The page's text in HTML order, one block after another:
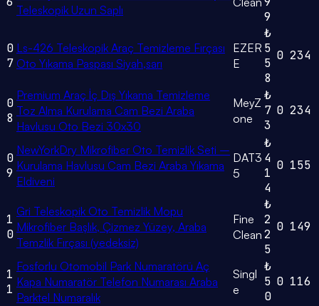
Teleskopik Uzun Saplı
9
0
7
Ls-426 Teleskopik Araç Temizleme Fırçası
Oto Yıkama Paspası Siyah,sarı
EZER
E
₺
5
5
8
0 234
0
8
Premium Araç İç Dış Yıkama Temizleme
Toz Alma Kurulama Cam Bezi Araba
Havlusu Oto Bezi 30x30
MeyZ
one
₺
7
3
0 234
0
9
NewYorkDry Mikrofiber Oto Temizlik Seti –
Kurulama Havlusu Cam Bezi Araba Yıkama
Eldiveni
DAT3
5
₺
4
1
4
0 155
1
0
Gri Teleskopik Oto Temizlik Mopu
Mikrofiber Başlık, Çizmez Yüzey, Araba
Temzlik Fırçası (yedeksiz)
Fine
Clean
₺
2
2
5
0 149
1
1
Fosforlu Otomobil Park Numaratörü Aç
Kapa Numaratör Telefon Numarası Araba
Parktel Numaralık
Singl
e
₺
5
0
0 116